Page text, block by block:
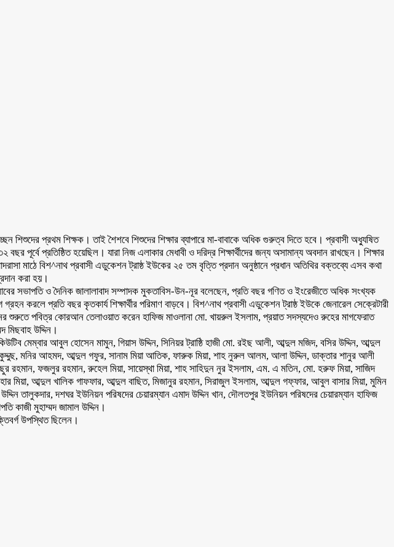
শিশুদের প্রথম শিক্ষক। তাই শৈশবে শিশুদের শিক্ষার ব্যাপারে মা-বাবাকে অধিক গুরুত্ব দিতে হবে। প্রবাসী অধ্যুষিত
পূর্বে প্রতিষ্ঠিত হয়েছিল। যারা নিজ এলাকার মেধাবী ও দরিদ্র শিক্ষার্থীদের জন্য অসামান্য অবদান রাখছেন। শিক্ষার
মাঠে বিশ^নাথ প্রবাসী এডুকেশন ট্রাষ্ঠ ইউকের ২৫ তম বৃত্তি প্রদান অনুষ্ঠানে প্রধান অতিথির বক্তব্যে এসব কথা
করা হয়।
সভাপতি ও দৈনিক জালালাবাদ সম্পাদক মুকতাবিস-উন-নূর বলেছেন, প্রতি বছর গণিত ও ইংরেজীতে অধিক সংখ্যক
করলে প্রতি বছর কৃতকার্য শিক্ষার্থীর পরিমাণ বাড়বে। বিশ^নাথ প্রবাসী এডুকেশন ট্রাষ্ঠ ইউকে জেনারেল সেক্রেটারী
শুরুতে পবিত্র কোরআন তেলাওয়াত করেন হাফিজ মাওলানা মো. খায়রুল ইসলাম, প্রয়াত সদস্যদেও রুহের মাগফেরাত
মিছবাহ উদ্দিন।
মেম্বার আবুল হোসেন মামুন, গিয়াস উদ্দিন, সিনিয়র ট্রাষ্ঠি হাজী মো. রইছ আলী, আব্দুল মজিদ, বসির উদ্দিন, আব্দুল
আহমদ, আব্দুল গফুর, সানাম মিয়া আতিক, ফারুক মিয়া, শাহ নুরুল আলম, আলা উদ্দিন, ডাক্তার শানুর আলী
ফজলুর রহমান, রুহেল মিয়া, সায়েস্থা মিয়া, শাহ সাহিদুন নুর ইসলাম, এম. এ মতিন, মো. হরুফ মিয়া, সাজিদ
আব্দুল খালিক গাফফার, আব্দুল বাছিত, মিজানুর রহমান, সিরাজুল ইসলাম, আব্দুল গফ্ফার, আবুল বাসার মিয়া, মুমিন
তালুকদার, দশঘর ইউনিয়ন পরিষদের চেয়ারম্যান এমাদ উদ্দিন খান, দৌলতপুর ইউনিয়ন পরিষদের চেয়ারম্যান হাফিজ
কাজী মুহাম্মদ জামাল উদ্দিন।
উপস্থিত ছিলেন।